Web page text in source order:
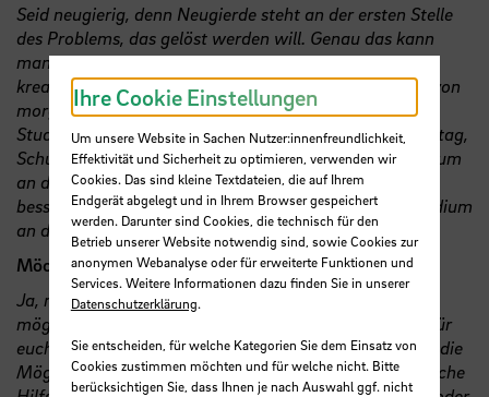
Seid neugierig, denn Neugierde steht an der ersten Stelle
des Problems, das gelöst werden will. Genau das kann
man am Ende des ISMI-Studiums sein: ein/e
kreative/r Problemlöser:in für die Herausforderungen von
morgen. Ansonsten nutzt die Hilfsangebote der
Studienberatung und sonstige Angebote (StudienINFOtag,
Schule@HSB uvm.), wenn ihr Interesse an einem Studium
an der HSB habt. Ihr könnt dadurch einen viel
besseren Eindruck davon erhalten, was ein (ISMI-) Studium
an der HSB bedeutet.
Möchtest du sonst noch etwas erwähnen?
Ja, möchte ich noch gerne. Bringt euch so früh wie
möglich in das Studierendenleben mit ein. Setzt euch für
euch und eure Kommiliton:innen in Gremien ein. Nutzt die
Möglichkeit als Tutor:in aktiv zu sein oder als studentische
Ihre Cookie Einstellungen
Um unsere Website in Sachen Nutzer:innenfreundlichkeit,
Effektivität und Sicherheit zu optimieren, verwenden wir
Cookies. Das sind kleine Textdateien, die auf Ihrem
Endgerät abgelegt und in Ihrem Browser gespeichert
werden. Darunter sind Cookies, die technisch für den
Betrieb unserer Website notwendig sind, sowie Cookies zur
anonymen Webanalyse oder für erweiterte Funktionen und
Services. Weitere Informationen dazu finden Sie in unserer
Datenschutzerklärung.
Sie entscheiden, für welche Kategorien Sie dem Einsatz von
Cookies zustimmen möchten und für welche nicht. Bitte
berücksichtigen Sie, dass Ihnen je nach Auswahl ggf. nicht